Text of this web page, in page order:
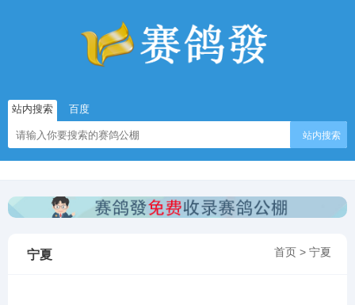
站内搜索 百度
站内搜索
首页 > 宁夏
宁夏